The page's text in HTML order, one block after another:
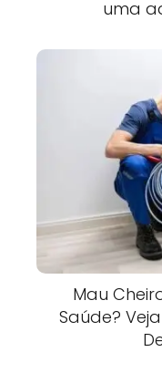
uma
Mau
Saúde?